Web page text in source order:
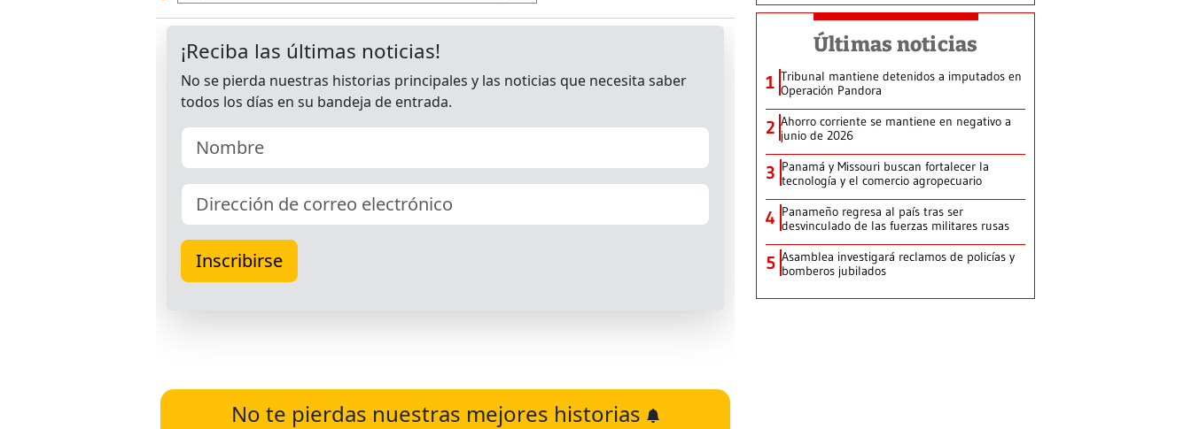
No te pierdas nuestras mejores historias
Últimas noticias
1 Tribunal mantiene detenidos a imputados en
Operación Pandora
2 Ahorro corriente se mantiene en negativo a
junio de 2026
3 Panamá y Missouri buscan fortalecer la
tecnología y el comercio agropecuario
4 Panameño regresa al país tras ser
desvinculado de las fuerzas militares rusas
5 Asamblea investigará reclamos de policías y
bomberos jubilados